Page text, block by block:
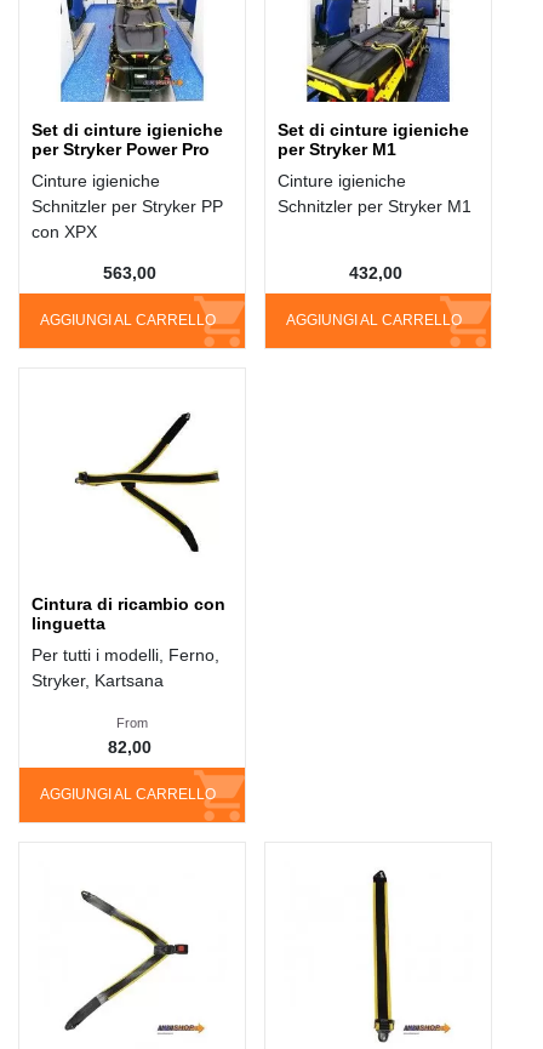
Set di cinture igieniche
per Stryker Power Pro
Cinture igieniche
Schnitzler per Stryker PP
con XPX
AGGIUNGI AL CARRELLO
563,00
Set di cinture igieniche
per Stryker M1
Cinture igieniche
Schnitzler per Stryker M1
AGGIUNGI AL CARRELLO
432,00
Cintura di ricambio con
linguetta
Per tutti i modelli, Ferno,
Stryker, Kartsana
AGGIUNGI AL CARRELLO
From
82,00